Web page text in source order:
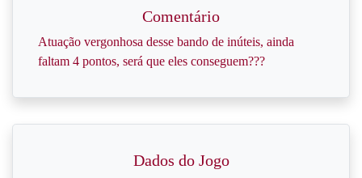
Comentário
Atuação vergonhosa desse bando de inúteis, ainda
faltam 4 pontos, será que eles conseguem???
Dados do Jogo